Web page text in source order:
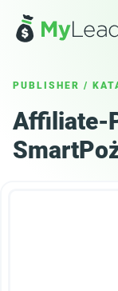
PUBLISHER /
Affiliate-